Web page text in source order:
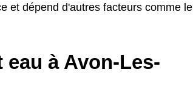
et dépend d'autres facteurs comme le
à Avon-Les-